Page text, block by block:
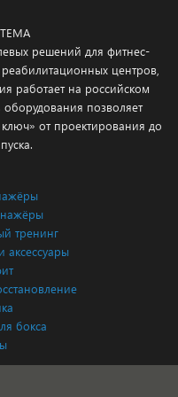
решений для фитнес-
центров,
работает на российском
позволяет
от проектирования до
тренинг
бокса